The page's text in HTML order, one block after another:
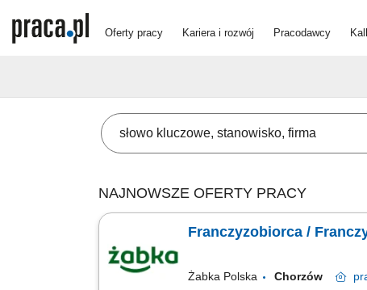
Oferty pracy Kariera i rozwój Pracodawcy
NAJNOWSZE OFERTY PRACY
Franczyzobiorca /
Żabka Polska Chorzów